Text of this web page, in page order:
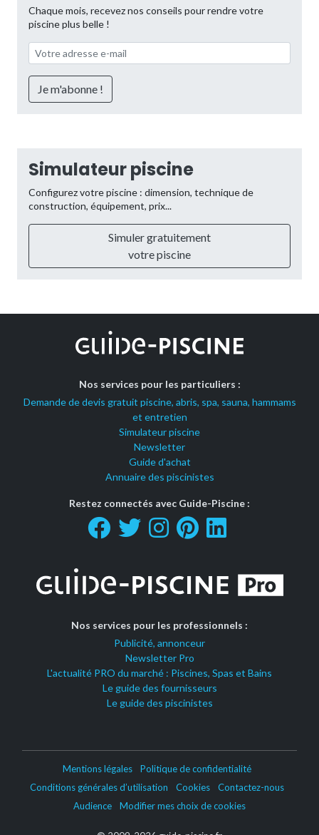
Chaque mois, recevez nos conseils pour rendre votre
piscine plus belle !
Simulateur piscine
Configurez votre piscine : dimension, technique de
construction, équipement, prix...
Simuler gratuitement
votre piscine
Nos services pour les particuliers :
Demande de devis gratuit piscine, abris, spa, sauna, hammams
et entretien
Simulateur piscine
Newsletter
Guide d'achat
Annuaire des piscinistes
Restez connectés avec Guide-Piscine :
Nos services pour les professionnels :
Publicité, annonceur
Newsletter Pro
L'actualité PRO du marché : Piscines, Spas et Bains
Le guide des fournisseurs
Le guide des piscinistes
Mentions légales
Politique de confidentialité
Conditions générales d’utilisation
Cookies
Contactez-nous
Audience
Modifier mes choix de cookies